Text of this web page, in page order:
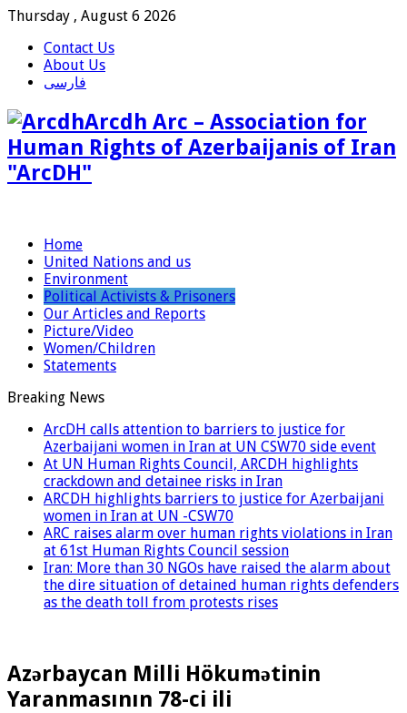
Thursday , August 6 2026
Contact Us
About Us
فارسی
Arcdh Arc – Association for
Human Rights of Azerbaijanis of Iran
"ArcDH"
Home
United Nations and us
Environment
Political Activists & Prisoners
Our Articles and Reports
Picture/Video
Women/Children
Statements
Breaking News
ArcDH calls attention to barriers to justice for
Azerbaijani women in Iran at UN CSW70 side event
At UN Human Rights Council, ARCDH highlights
crackdown and detainee risks in Iran
ARCDH highlights barriers to justice for Azerbaijani
women in Iran at UN -CSW70
ARC raises alarm over human rights violations in Iran
at 61st Human Rights Council session
Iran: More than 30 NGOs have raised the alarm about
the dire situation of detained human rights defenders
as the death toll from protests rises
Azərbaycan Milli Hökumətinin
Yaranmasının 78-ci ili